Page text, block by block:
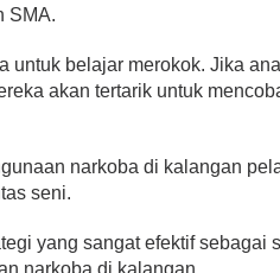
SMA.
untuk belajar merokok. Jika
akan tertarik untuk
narkoba di kalangan
seni.
yang sangat efektif sebagai
narkoba di kalangan